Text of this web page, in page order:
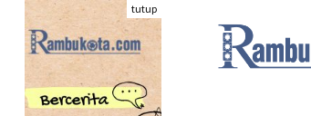
Loncat
konten
tutup